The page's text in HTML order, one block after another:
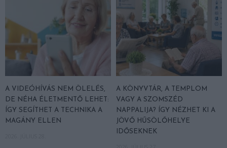
A VIDEÓHÍVÁS NEM ÖLELÉS,
DE NÉHA ÉLETMENTŐ LEHET:
ÍGY SEGÍTHET A TECHNIKA A
MAGÁNY ELLEN
A KÖNYVTÁR, A TEMPLOM
VAGY A SZOMSZÉD
NAPPALIJA? ÍGY NÉZHET KI A
JÖVŐ HŰSÖLŐHELYE
IDŐSEKNEK